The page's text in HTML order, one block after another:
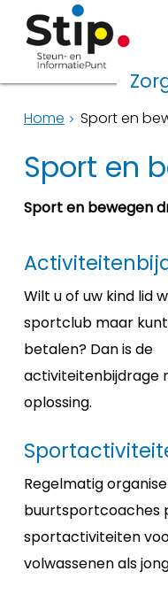
Home Sport en
Sport en
Sport en bewegen
Wilt u of uw kind lid
sportclub maar
betalen? Dan is de
activiteitenbijdrage
oplossing.
Regelmatig
buurtsportcoaches
sportactiviteiten
volwassenen als